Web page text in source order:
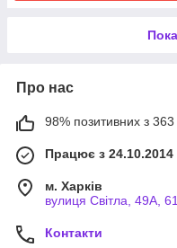
Про нас
98% позитивних з 363
Працює з 24.10.2014
м. Харків
вулиця Світла, 49А,
Контакти